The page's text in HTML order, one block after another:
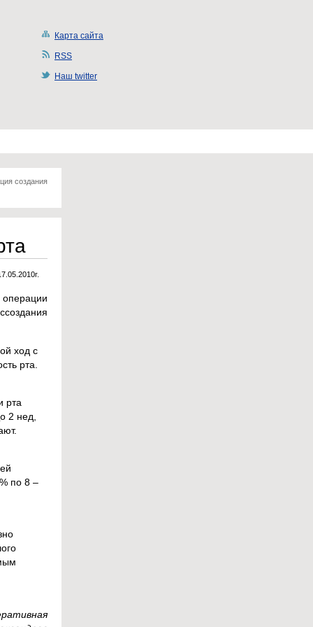
Карта сайта
RSS
Наш twitter
создания
ход с
рта.
рта
2 нед,
по 8 –